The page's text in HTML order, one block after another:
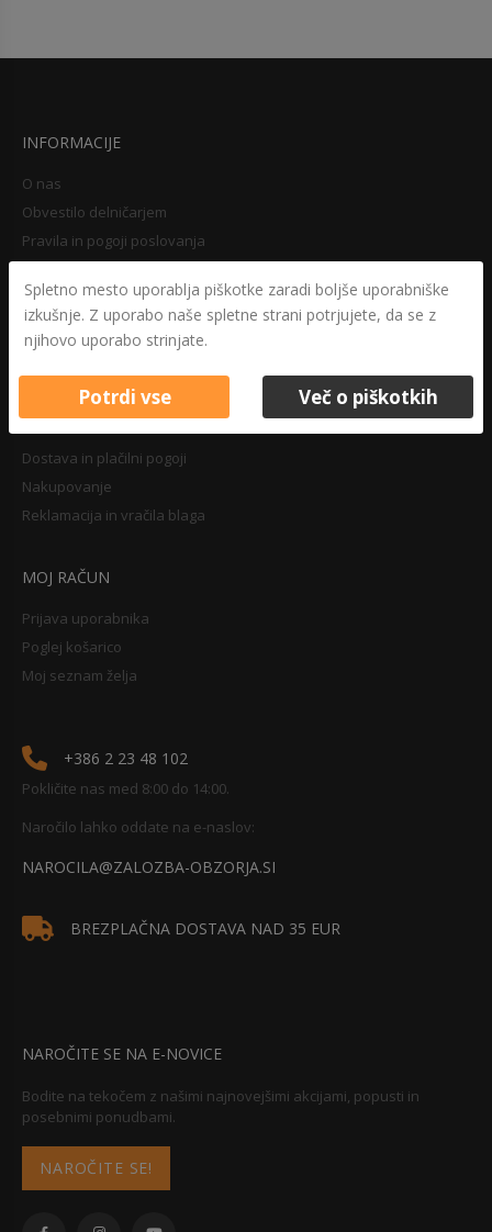
INFORMACIJE
O nas
Obvestilo delničarjem
Pravila in pogoji poslovanja
Druga določila
Pravilnik o zasebnosti
Pravno obvestilo
NAKUPOVANJE
Dostava in plačilni pogoji
Nakupovanje
Reklamacija in vračila blaga
MOJ RAČUN
Prijava uporabnika
Poglej košarico
Moj seznam želja
+386 2 23 48 102
Pokličite nas med 8:00 do 14:00.
Naročilo lahko oddate na e-naslov:
NAROCILA@ZALOZBA-OBZORJA.SI
BREZPLAČNA DOSTAVA NAD 35 EUR
NAROČITE SE NA E-NOVICE
Bodite na tekočem z našimi najnovejšimi akcijami, popusti in
posebnimi ponudbami.
NAROČITE SE!
Spletno mesto uporablja piškotke zaradi boljše uporabniške
izkušnje. Z uporabo naše spletne strani potrjujete, da se z
njihovo uporabo strinjate.
Potrdi vse Več o piškotkih